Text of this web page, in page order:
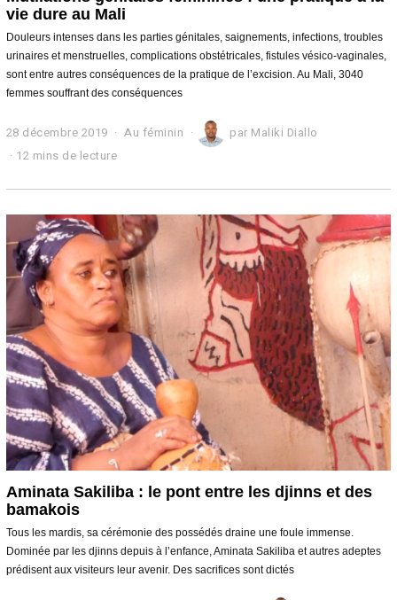
vie dure au Mali
Douleurs intenses dans les parties génitales, saignements, infections, troubles
urinaires et menstruelles, complications obstétricales, fistules vésico-vaginales,
sont entre autres conséquences de la pratique de l’excision. Au Mali, 3040
femmes souffrant des conséquences
28 décembre 2019
a
i
e
r
2
0
2
0
Au féminin par Maliki Diallo
12 mins de lecture
Aminata Sakiliba : le pont entre les djinns et des
bamakois
Tous les mardis, sa cérémonie des possédés draine une foule immense.
Dominée par les djinns depuis à l’enfance, Aminata Sakiliba et autres adeptes
prédisent aux visiteurs leur avenir. Des sacrifices sont dictés